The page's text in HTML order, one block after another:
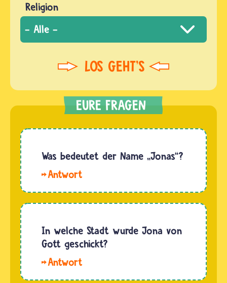
Religion
Was bedeutet der Name „Jonas“?
Der Name
kommt
aus dem
Griechischen,
ist aber
selbst
In welche Stadt wurde Jona von
Gott geschickt?